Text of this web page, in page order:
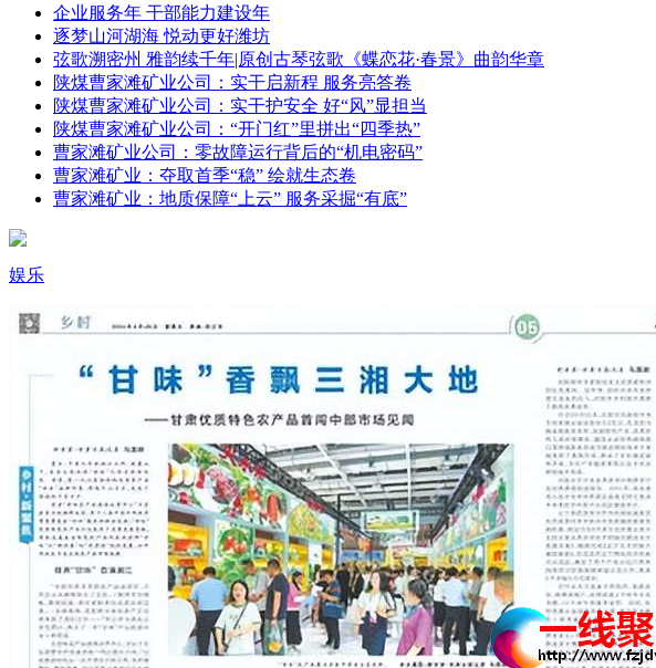
企业服务年 干部能力建设年
逐梦山河湖海 悦动更好潍坊
弦歌溯密州 雅韵续千年|原创古琴弦歌《蝶恋花·春景》曲韵华章
陕煤曹家滩矿业公司：实干启新程 服务亮答卷
陕煤曹家滩矿业公司：实干护安全 好“风”显担当
陕煤曹家滩矿业公司：“开门红”里拼出“四季热”
曹家滩矿业公司：零故障运行背后的“机电密码”
曹家滩矿业：夺取首季“稳” 绘就生态卷
曹家滩矿业：地质保障“上云” 服务采掘“有底”
娱乐